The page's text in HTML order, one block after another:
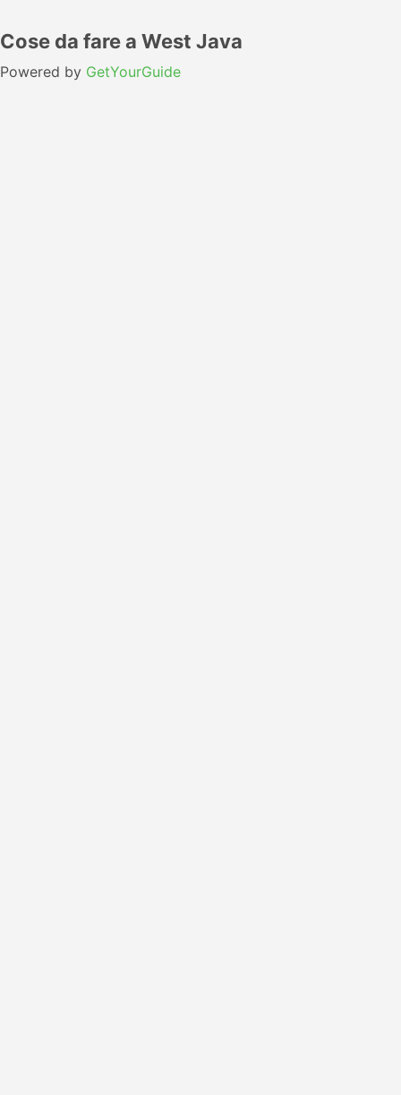
Cose da fare a West Java
Powered by GetYourGuide